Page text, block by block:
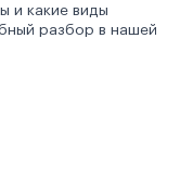
и какие виды
разбор в нашей